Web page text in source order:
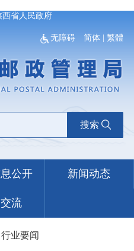
西省人民政府
无障碍 简体 |繁體
搜索
公开 新闻动态
流
行业要闻